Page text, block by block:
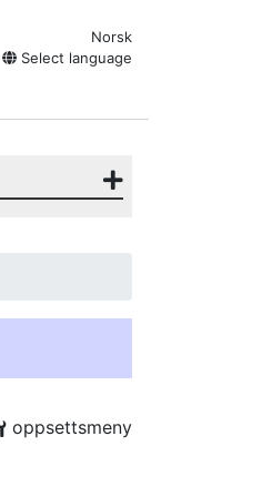
Norsk
Select language
oppsettsmeny